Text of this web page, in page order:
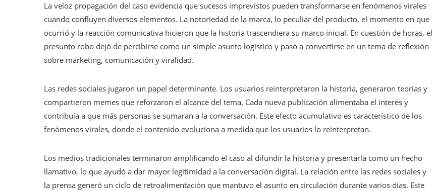
La veloz propagación del caso evidencia que sucesos imprevistos pueden transformarse en fenómenos virales
cuando confluyen diversos elementos. La notoriedad de la marca, lo peculiar del producto, el momento en que
ocurrió y la reacción comunicativa hicieron que la historia trascendiera su marco inicial. En cuestión de horas, el
presunto robo dejó de percibirse como un simple asunto logístico y pasó a convertirse en un tema de reflexión
sobre marketing, comunicación y viralidad.
Las redes sociales jugaron un papel determinante. Los usuarios reinterpretaron la historia, generaron teorías y
compartieron memes que reforzaron el alcance del tema. Cada nueva publicación alimentaba el interés y
contribuía a que más personas se sumaran a la conversación. Este efecto acumulativo es característico de los
fenómenos virales, donde el contenido evoluciona a medida que los usuarios lo reinterpretan.
Los medios tradicionales terminaron amplificando el caso al difundir la historia y presentarla como un hecho
llamativo, lo que ayudó a dar mayor legitimidad a la conversación digital. La relación entre las redes sociales y
la prensa generó un ciclo de retroalimentación que mantuvo el asunto en circulación durante varios días. Este